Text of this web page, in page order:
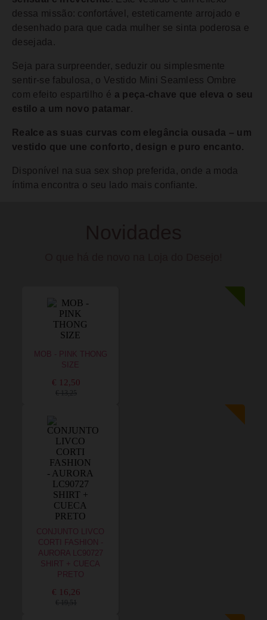
dessa missão: confortável, esteticamente arrojado e
desenhado para que cada mulher se sinta poderosa e
desejada.
Seja para surpreender, seduzir ou simplesmente
sentir-se fabulosa, o Vestido Mini Seamless Ombre
com efeito espartilho é a peça-chave que eleva o seu
estilo a um novo patamar.
Realce as suas curvas com elegância ousada – um
vestido que une conforto, design e puro encanto.
Disponível na sua sex shop preferida, onde a moda
íntima encontra o seu lado mais confiante.
MOB - PINK THONG
SIZE
€ 12,50
€ 13,25
CONJUNTO LIVCO
CORTI FASHION -
AURORA LC90727
SHIRT + CUECA
PRETO
€ 16,26
€ 19,51